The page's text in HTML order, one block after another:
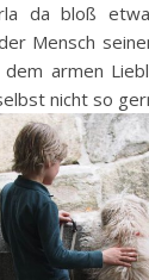
da bloß
Mensch
armen
nicht so